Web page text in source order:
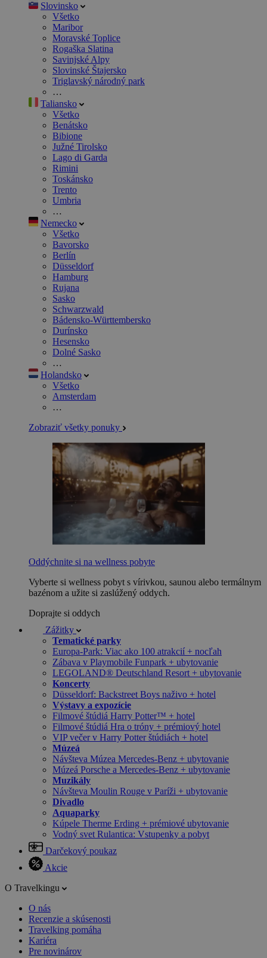
Slovinsko
Všetko
Maribor
Moravské Toplice
Rogaška Slatina
Savinjské Alpy
Slovinské Štajersko
Triglavský národný park
…
Taliansko
Všetko
Benátsko
Bibione
Južné Tirolsko
Lago di Garda
Rimini
Toskánsko
Trento
Umbria
…
Nemecko
Všetko
Bavorsko
Berlín
Düsseldorf
Hamburg
Rujana
Sasko
Schwarzwald
Bádensko-Württembersko
Durínsko
Hesensko
Dolné Sasko
…
Holandsko
Všetko
Amsterdam
…
Zobraziť všetky ponuky
Oddýchnite si na wellness pobyte
Vyberte si wellness pobyt s vírivkou, saunou alebo termálnym
bazénom a užite si zaslúžený oddych.
Doprajte si oddych
Zážitky
Tematické parky
Europa-Park: Viac ako 100 atrakcií + nocľah
Zábava v Playmobile Funpark + ubytovanie
LEGOLAND® Deutschland Resort + ubytovanie
Koncerty
Düsseldorf: Backstreet Boys naživo + hotel
Výstavy a expozície
Filmové štúdiá Harry Potter™ + hotel
Filmové štúdiá Hra o tróny + prémiový hotel
VIP večer v Harry Potter štúdiách + hotel
Múzeá
Návšteva Múzea Mercedes-Benz + ubytovanie
Múzeá Porsche a Mercedes-Benz + ubytovanie
Muzikály
Návšteva Moulin Rouge v Paríži + ubytovanie
Divadlo
Aquaparky
Kúpele Therme Erding + prémiové ubytovanie
Vodný svet Rulantica: Vstupenky a pobyt
Darčekový poukaz
Akcie
O Travelkingu
O nás
Recenzie a skúsenosti
Travelking pomáha
Kariéra
Pre novinárov